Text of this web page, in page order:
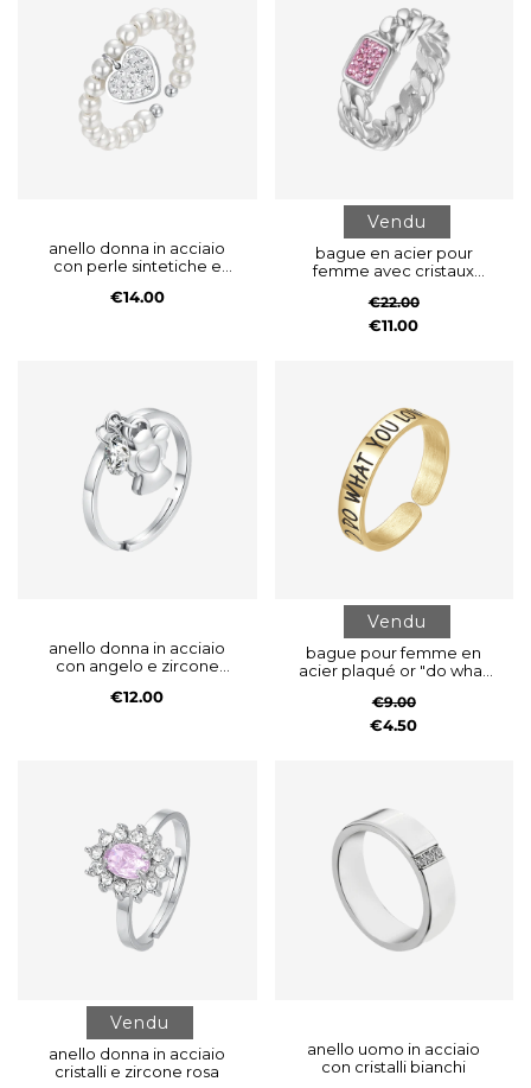
anello donna in acciaio
con perle sintetiche e
€14.00
Vendu
bague en acier pour
femme avec cristaux
€22.00
€11.00
anello donna in acciaio
con angelo e zircone
€12.00
Vendu
bague pour femme en
acier plaqué or "do what
vous aimez)
€9.00
€4.50
Vendu
anello donna in acciaio
cristalli e zircone rosa
anello uomo in acciaio
con cristalli bianchi